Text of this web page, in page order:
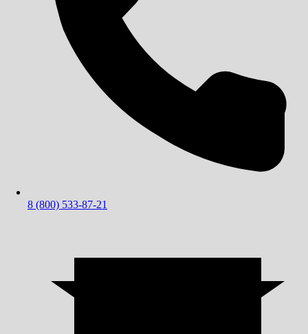
8 (800) 533-87-21